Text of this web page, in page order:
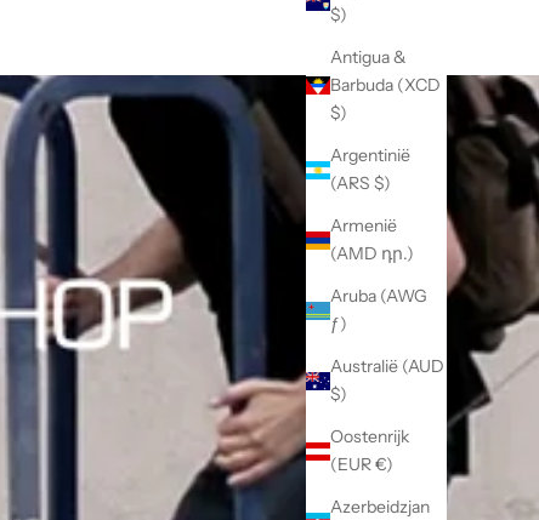
$)
Antigua &
Barbuda (XCD
$)
Argentinië
(ARS $)
Armenië
(AMD դր.)
Aruba (AWG
ƒ)
Australië (AUD
$)
Oostenrijk
(EUR €)
Azerbeidzjan